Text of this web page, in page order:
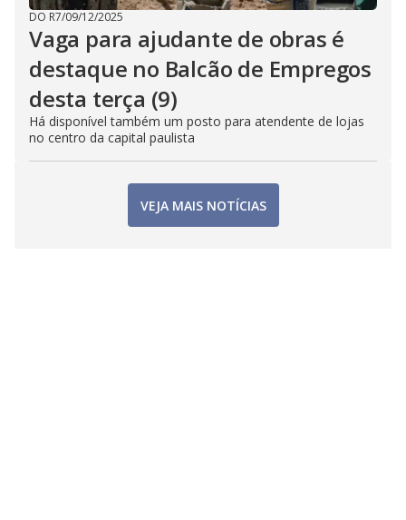
DO R7/09/12/2025
Vaga para ajudante de obras é
destaque no Balcão de Empregos
desta terça (9)
Há disponível também um posto para atendente de lojas
no centro da capital paulista
VEJA MAIS NOTÍCIAS